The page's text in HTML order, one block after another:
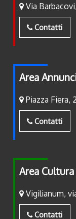
Via
Contatti
Area
Piazza Fiera,
Contatti
Area Cultura
Vigilianum,
Contatti